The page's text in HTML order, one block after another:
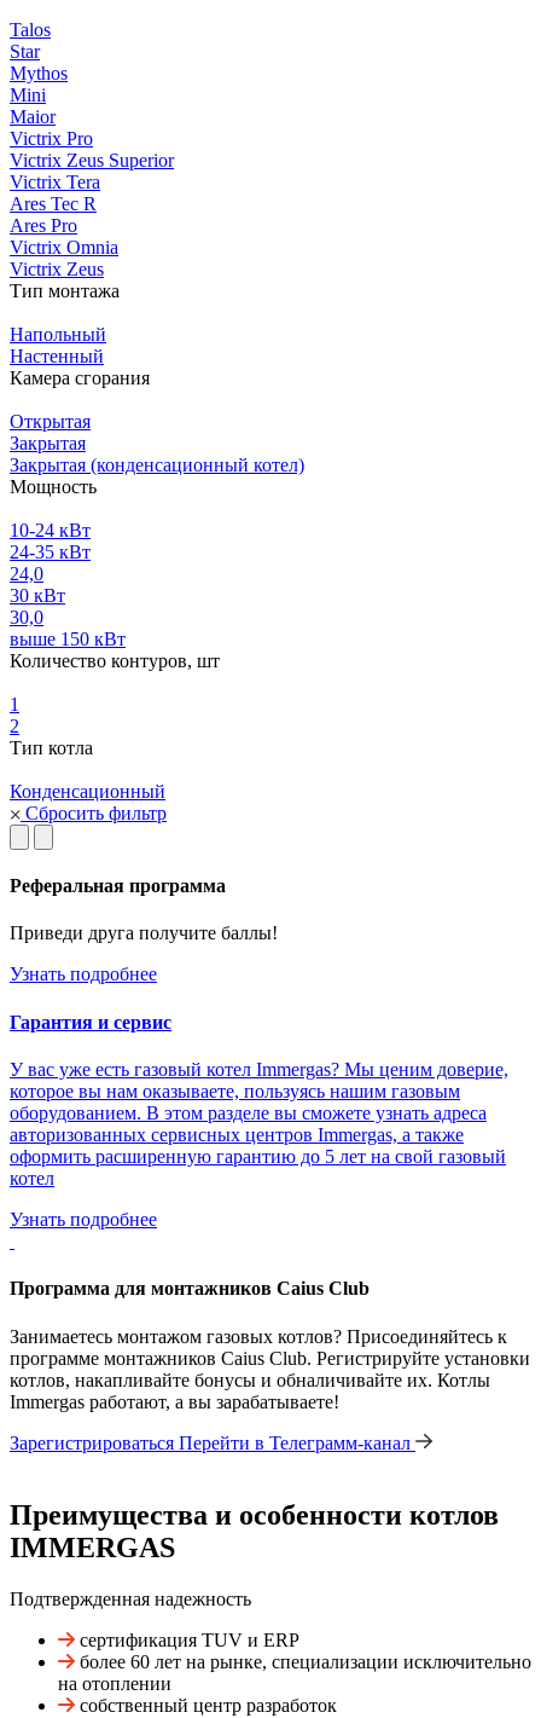
Talos
Star
Mythos
Mini
Maior
Victrix Pro
Victrix Zeus Superior
Victrix Tera
Ares Tec R
Ares Pro
Victrix Omnia
Victrix Zeus
Тип монтажа
Напольный
Настенный
Камера сгорания
Открытая
Закрытая
Закрытая (конденсационный котел)
Мощность
10-24 кВт
24-35 кВт
24,0
30 кВт
30,0
выше 150 кВт
Количество контуров, шт
1
2
Тип котла
Конденсационный
Сбросить фильтр
Реферальная программа
Приведи друга получите баллы!
Узнать подробнее
Гарантия и сервис
У вас уже есть газовый котел Immergas? Мы ценим доверие,
которое вы нам оказываете, пользуясь нашим газовым
оборудованием. В этом разделе вы сможете узнать адреса
авторизованных сервисных центров Immergas, а также
оформить расширенную гарантию до 5 лет на свой газовый
котел
Узнать подробнее
Программа для монтажников Caius Club
Занимаетесь монтажом газовых котлов? Присоединяйтесь к
программе монтажников Caius Club. Регистрируйте установки
котлов, накапливайте бонусы и обналичивайте их. Котлы
Immergas работают, а вы зарабатываете!
Зарегистрироваться Перейти в Телеграмм-канал
Преимущества и особенности котлов
IMMERGAS
Подтвержденная надежность
сертификация TUV и ERP
более 60 лет на рынке, специализации исключительно
на отоплении
собственный центр разработок